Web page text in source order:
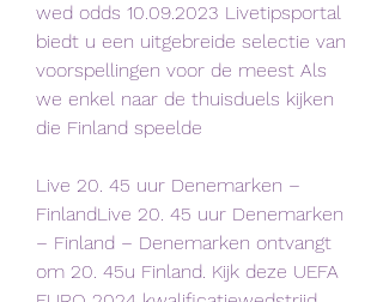
wed odds 10.09.2023 Livetipsportal
biedt u een uitgebreide selectie van
voorspellingen voor de meest Als
we enkel naar de thuisduels kijken
die Finland speelde
Live 20. 45 uur Denemarken –
FinlandLive 20. 45 uur Denemarken
– Finland – Denemarken ontvangt
om 20. 45u Finland. Kijk deze UEFA